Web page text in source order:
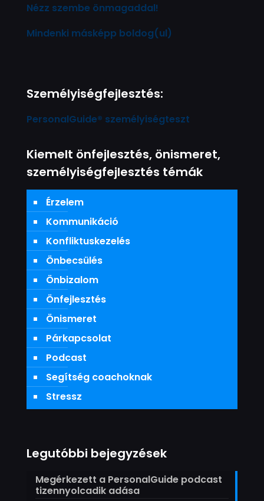
Nézz szembe önmagaddal!
Mindenki másképp boldog(ul)
Személyiségfejlesztés:
PersonalGuide® személyiségteszt
Kiemelt önfejlesztés, önismeret,
személyiségfejlesztés témák
Érzelem
Kommunikáció
Konfliktuskezelés
Önbecsülés
Önbizalom
Önfejlesztés
Önismeret
Párkapcsolat
Podcast
Segítség coachoknak
Stressz
Legutóbbi bejegyzések
Megérkezett a PersonalGuide podcast
tizennyolcadik adása